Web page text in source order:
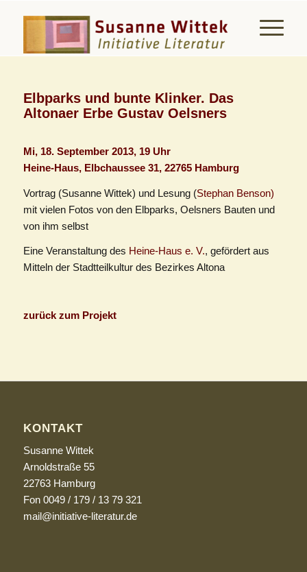
Elbparks und bunte Klinker. Das
Altonaer Erbe Gustav Oelsners
Mi, 18. September 2013, 19 Uhr
Heine-Haus, Elbchaussee 31, 22765 Hamburg
Vortrag (Susanne Wittek) und Lesung (Stephan Benson)
mit vielen Fotos von den Elbparks, Oelsners Bauten und
von ihm selbst
Eine Veranstaltung des Heine-Haus e. V., gefördert aus
Mitteln der Stadtteilkultur des Bezirkes Altona
zurück zum Projekt
KONTAKT
Susanne Wittek
Arnoldstraße 55
22763 Hamburg
Fon 0049 / 179 / 13 79 321
mail@initiative-literatur.de